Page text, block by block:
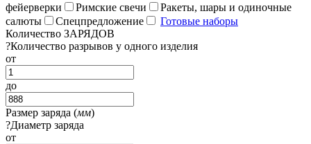
фейерверки
Римские свечи
Ракеты, шары и одиночные
салюты
Спецпредложение
Готовые наборы
Количество ЗАРЯДОВ
?Количество разрывов у одного изделия
от
до
Размер заряда (мм)
?Диаметр заряда
от